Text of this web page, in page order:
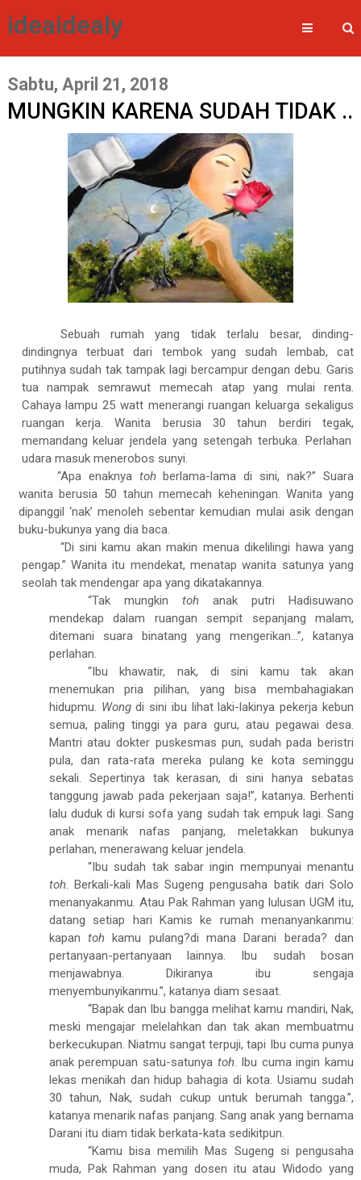
ideaidealy
Sabtu, April 21, 2018
MUNGKIN KARENA SUDAH TIDAK ..
Sebuah rumah yang tidak terlalu besar, dinding-
dindingnya terbuat dari tembok yang sudah lembab, cat
putihnya sudah tak tampak lagi bercampur dengan debu. Garis
tua nampak semrawut memecah atap yang mulai renta.
Cahaya lampu 25 watt menerangi ruangan keluarga sekaligus
ruangan kerja. Wanita berusia 30 tahun berdiri tegak,
memandang keluar jendela yang setengah terbuka. Perlahan
udara masuk menerobos sunyi.
“Apa enaknya tohberlama-lama di sini, nak?” Suara
wanita berusia 50 tahun memecah keheningan. Wanita yang
dipanggil ‘nak’ menoleh sebentar kemudian mulai asik dengan
buku-bukunya yang dia baca.
“Di sini kamu akan makin menua dikelilingi hawa yang
pengap.” Wanita itu mendekat, menatap wanita satunya yang
seolah tak mendengar apa yang dikatakannya.
“Tak mungkin tohanak putri Hadisuwano
mendekap dalam ruangan sempit sepanjang malam,
ditemani suara binatang yang mengerikan...”, katanya
perlahan.
“Ibu khawatir, nak, di sini kamu tak akan
menemukan pria pilihan, yang bisa membahagiakan
hidupmu. Wongdi sini ibu lihat laki-lakinya pekerja kebun
semua, paling tinggi ya para guru, atau pegawai desa.
Mantri atau dokter puskesmas pun, sudah pada beristri
pula, dan rata-rata mereka pulang ke kota seminggu
sekali. Sepertinya tak kerasan, di sini hanya sebatas
tanggung jawab pada pekerjaan saja!”, katanya. Berhenti
lalu duduk di kursi sofa yang sudah tak empuk lagi. Sang
anak menarik nafas panjang, meletakkan bukunya
perlahan, menerawang keluar jendela.
“Ibu sudah tak sabar ingin mempunyai menantu
toh. Berkali-kali Mas Sugeng pengusaha batik dari Solo
menanyakanmu. Atau Pak Rahman yang lulusan UGM itu,
datang setiap hari Kamis ke rumah menanyankanmu:
kapantoh kamu pulang?di mana Darani berada? dan
pertanyaan-pertanyaan lainnya. Ibu sudah bosan
menjawabnya. Dikiranya ibu sengaja
menyembunyikanmu.”, katanya diam sesaat.
“Bapak dan Ibu bangga melihat kamu mandiri, Nak,
meski mengajar melelahkan dan tak akan membuatmu
berkecukupan. Niatmu sangat terpuji, tapi Ibu cuma punya
anak perempuan satu-satunya toh. Ibu cuma ingin kamu
lekas menikah dan hidup bahagia di kota. Usiamu sudah
30 tahun, Nak, sudah cukup untuk berumah tangga.”,
katanya menarik nafas panjang. Sang anak yang bernama
Darani itu diam tidak berkata-kata sedikitpun.
“Kamu bisa memilih Mas Sugeng si pengusaha
muda, Pak Rahman yang dosen itu atau Widodo yang